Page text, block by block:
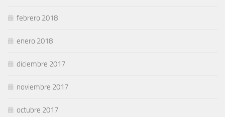
febrero 2018
enero 2018
diciembre 2017
noviembre 2017
octubre 2017